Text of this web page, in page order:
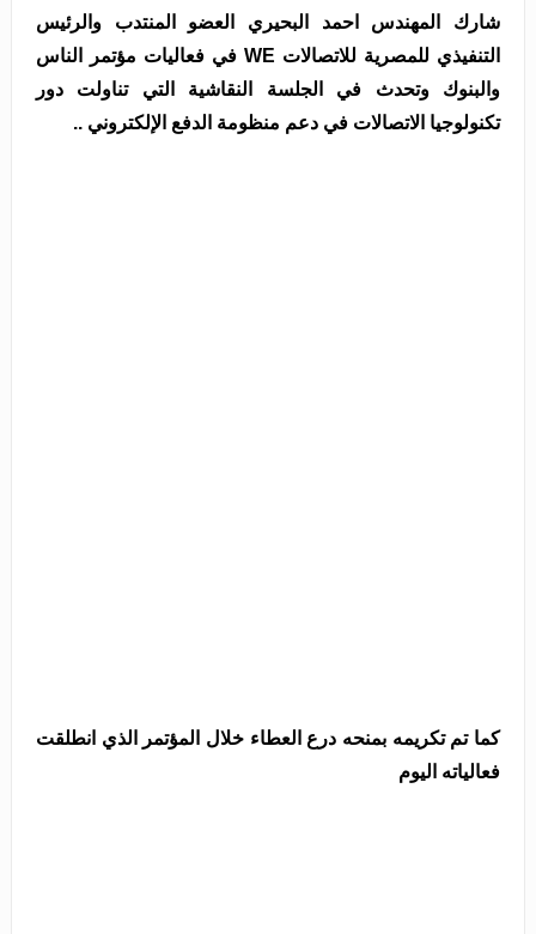
شارك المهندس احمد البحيري العضو المنتدب والرئيس
التنفيذي للمصرية للاتصالات WE في فعاليات مؤتمر الناس
والبنوك وتحدث في الجلسة النقاشية التي تناولت دور
تكنولوجيا الاتصالات في دعم منظومة الدفع الإلكتروني ..
كما تم تكريمه بمنحه درع العطاء خلال المؤتمر الذي انطلقت
فعالياته اليوم